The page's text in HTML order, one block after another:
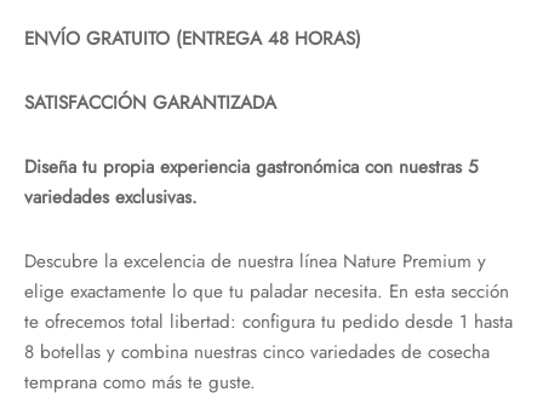
ENVÍO GRATUITO (ENTREGA 48 HORAS)
SATISFACCIÓN GARANTIZADA
Diseña tu propia experiencia gastronómica con nuestras 5
variedades exclusivas.
Descubre la excelencia de nuestra línea Nature Premium y
elige exactamente lo que tu paladar necesita. En esta sección
te ofrecemos total libertad: configura tu pedido desde 1 hasta
8 botellas y combina nuestras cinco variedades de cosecha
temprana como más te guste.